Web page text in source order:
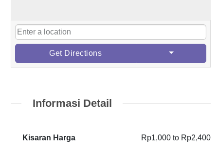
Get Directions
Informasi Detail
Kisaran Harga Rp1,000 to Rp2,400